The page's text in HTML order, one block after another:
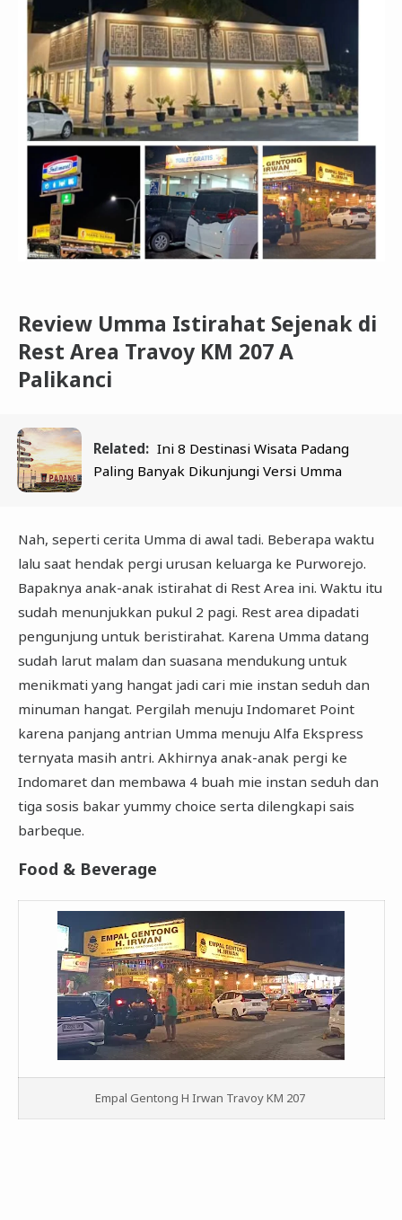
Review Umma Istirahat Sejenak di
Rest Area Travoy KM 207 A
Palikanci
Related: Ini 8 Destinasi Wisata Padang
Paling Banyak Dikunjungi Versi Umma
Nah, seperti cerita Umma di awal tadi. Beberapa waktu
lalu saat hendak pergi urusan keluarga ke Purworejo.
Bapaknya anak-anak istirahat di Rest Area ini. Waktu itu
sudah menunjukkan pukul 2 pagi. Rest area dipadati
pengunjung untuk beristirahat. Karena Umma datang
sudah larut malam dan suasana mendukung untuk
menikmati yang hangat jadi cari mie instan seduh dan
minuman hangat. Pergilah menuju Indomaret Point
karena panjang antrian Umma menuju Alfa Ekspress
ternyata masih antri. Akhirnya anak-anak pergi ke
Indomaret dan membawa 4 buah mie instan seduh dan
tiga sosis bakar yummy choice serta dilengkapi sais
barbeque.
Food & Beverage
Empal Gentong H Irwan Travoy KM 207